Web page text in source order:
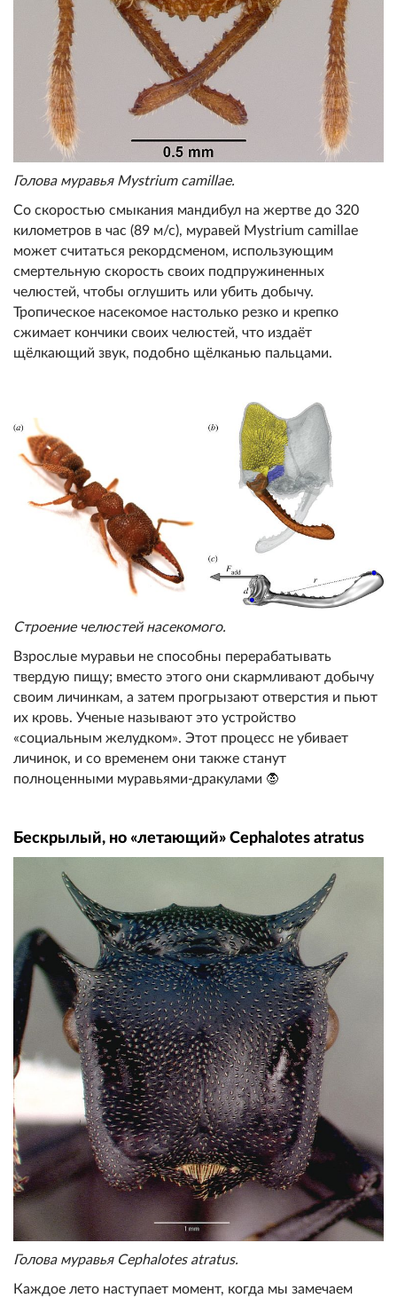
Голова муравья Mystrium camillae.
Со скоростью смыкания мандибул на жертве до 320
километров в час (89 м/с), муравей Mystrium camillae
может считаться рекордсменом, использующим
смертельную скорость своих подпружиненных
челюстей, чтобы оглушить или убить добычу.
Тропическое насекомое настолько резко и крепко
сжимает кончики своих челюстей, что издаёт
щёлкающий звук, подобно щёлканью пальцами.
Строение челюстей насекомого.
Взрослые муравьи не способны перерабатывать
твердую пищу; вместо этого они скармливают добычу
своим личинкам, а затем прогрызают отверстия и пьют
их кровь. Ученые называют это устройство
«социальным желудком». Этот процесс не убивает
личинок, и со временем они также станут
полноценными муравьями-дракулами 🧛
Бескрылый, но «летающий» Cephalotes atratus
Голова муравья Cephalotes atratus.
Каждое лето наступает момент, когда мы замечаем